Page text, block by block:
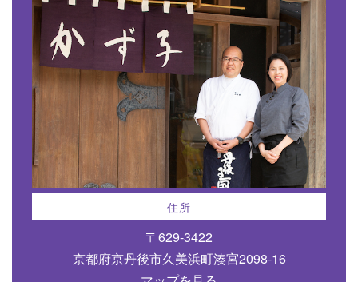
住所
〒629-3422
京都府京丹後市久美浜町湊宮2098-16